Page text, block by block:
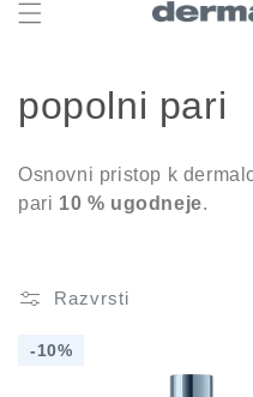
Z
i
k
a
popolni pari
Osnovni pristop k
pari 10 % ugodneje.
Razvrsti
10%
10%